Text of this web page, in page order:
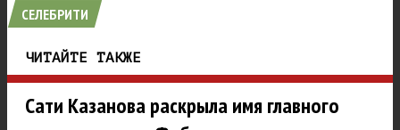
СЕЛЕБРИТИ
ЧИТАЙТЕ ТАКЖЕ
Сати Казанова раскрыла имя главного